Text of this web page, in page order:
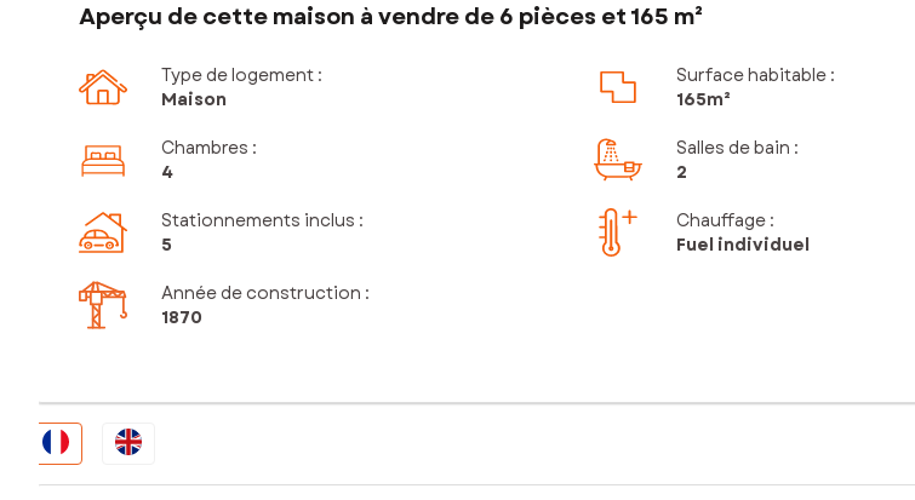
Aperçu de cette maison à vendre de 6 pièces et 165 m²
Type de logement :
Maison
Surface habitable :
165m²
Chambres :
4
Salles de bain :
2
Stationnements inclus :
5
Chauffage :
Fuel individuel
Année de construction :
1870